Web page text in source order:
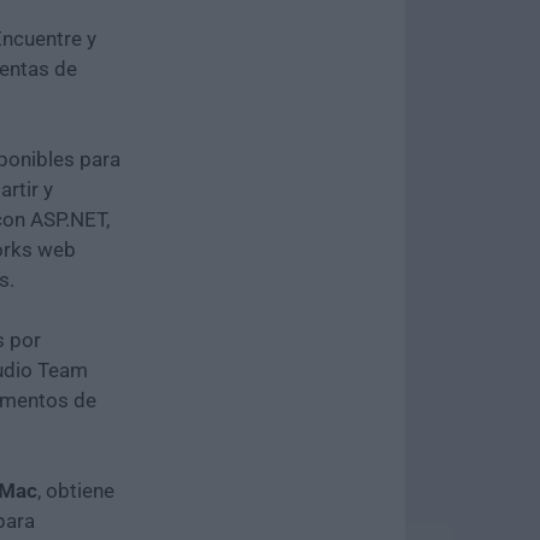
y
de
para
y
ASP.NET,
web
por
Team
de
, obtiene